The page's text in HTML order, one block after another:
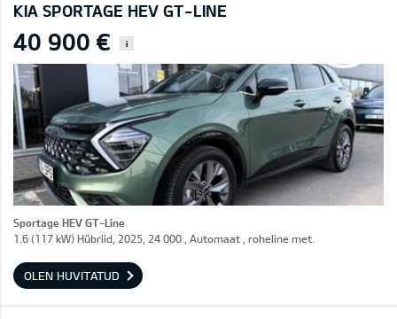
KIA SPORTAGE HEV GT-LINE
40 900 € i
Sportage HEV GT-Line
1.6 (117 kW) Hübriid, 2025, 24 000 , Automaat , roheline met.
OLEN HUVITATUD